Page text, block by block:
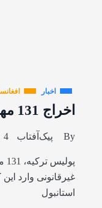
اخبار
اخراج 131 مهاجر افغانستانی از ترکیه
By پیک‌آفتاب 4 سرطان 1401
غیرقانونی وارد
استانبول